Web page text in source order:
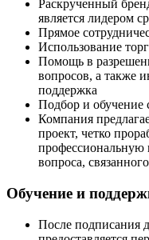
Раскрученный
является лидером
Прямое
Использование
Помощь в
вопросов, а также
поддержка
Подбор и обучение
Компания
проект, четко
вопроса,
Обучение и
После подписания